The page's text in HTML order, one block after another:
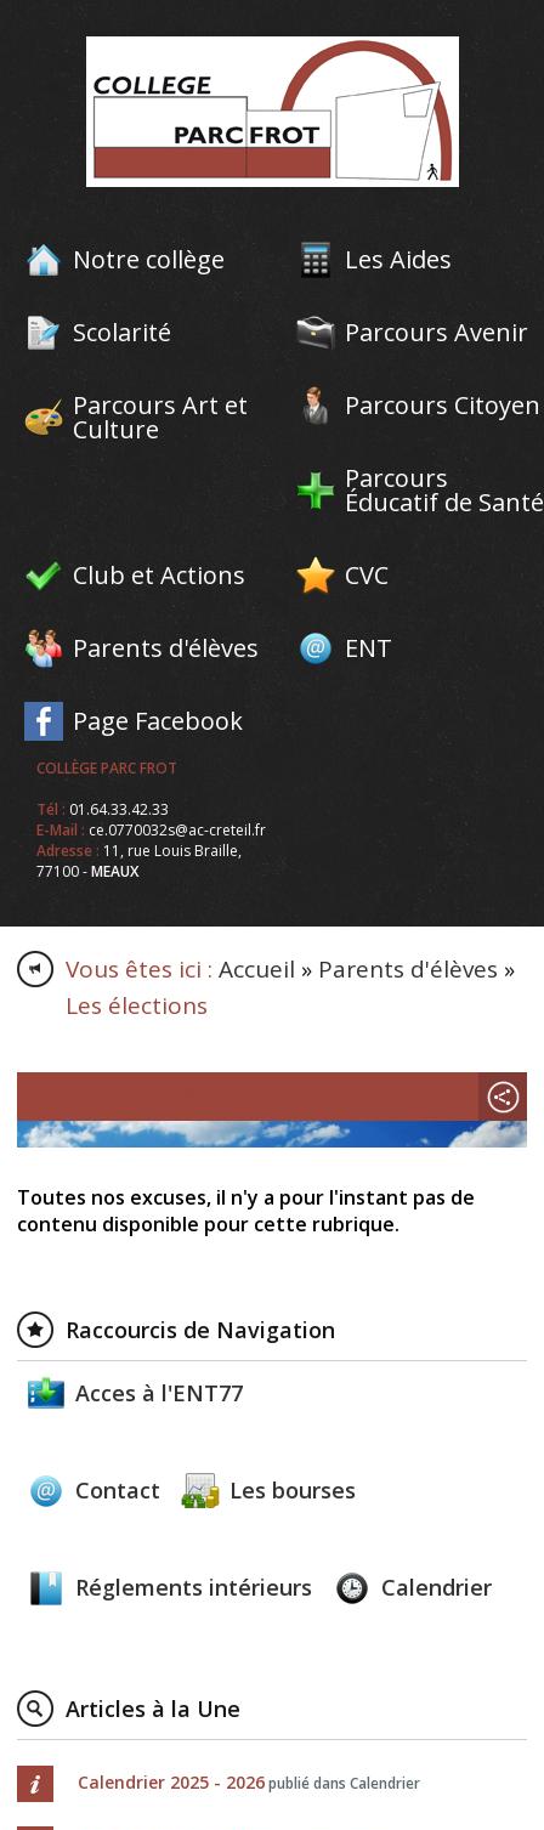
Notre collège Les Aides
Scolarité Parcours Avenir
Parcours Art et
Culture
Parcours Citoyen
Parcours
Éducatif de Santé
Club et Actions CVC
Parents d'élèves ENT
Page Facebook
COLLÈGE PARC FROT
Tél : 01.64.33.42.33
E-Mail : ce.0770032s@ac-creteil.fr
Adresse : 11, rue Louis Braille,
77100 -MEAUX
Vous êtes ici : Accueil » Parents d'élèves »
Les élections
Toutes nos excuses, il n'y a pour l'instant pas de
contenu disponible pour cette rubrique.
Raccourcis de Navigation
Acces à l'ENT77
Contact Les bourses
Réglements intérieurs Calendrier
Articles à la Une
Calendrier 2025 - 2026publié dans Calendrier